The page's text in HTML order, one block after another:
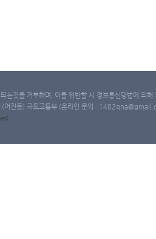
는것을 거부하며, 이를 위반할 시 정보통신망법에 의
어진동) 국토교통부 (온라인 문의 :